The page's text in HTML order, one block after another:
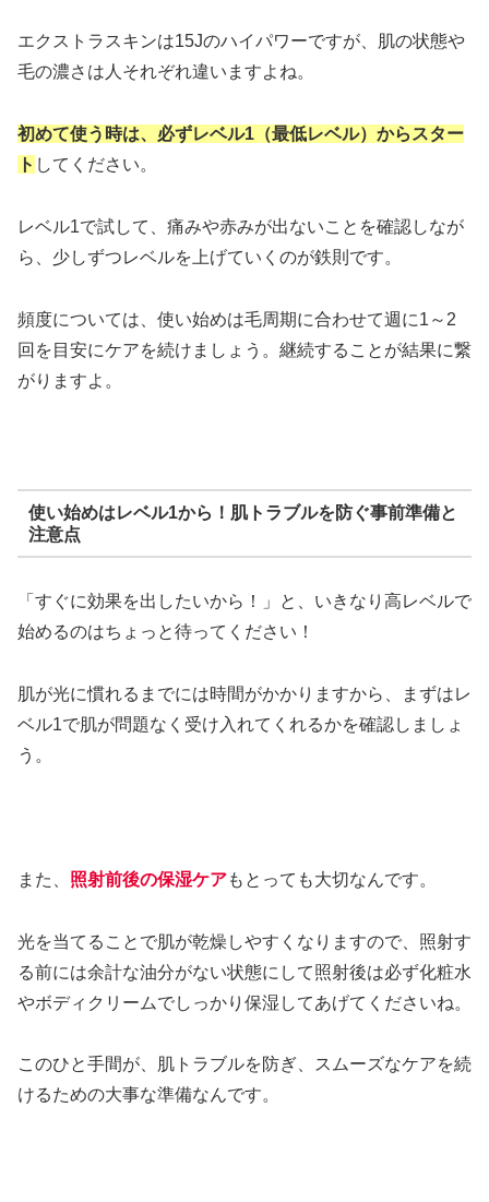
エクストラスキンは15Jのハイパワーですが、肌の状態や
毛の濃さは人それぞれ違いますよね。
初めて使う時は、必ずレベル1（最低レベル）からスター
ト してください。
レベル1で試して、痛みや赤みが出ないことを確認しなが
ら、少しずつレベルを上げていくのが鉄則です。
頻度については、使い始めは毛周期に合わせて週に1～2
回を目安にケアを続けましょう。継続することが結果に繋
がりますよ。
使い始めはレベル1から！肌トラブルを防ぐ事前準備と
注意点
「すぐに効果を出したいから！」と、いきなり高レベルで
始めるのはちょっと待ってください！
肌が光に慣れるまでには時間がかかりますから、まずはレ
ベル1で肌が問題なく受け入れてくれるかを確認しましょ
う。
また、 照射前後の保湿ケアもとっても大切なんです。
光を当てることで肌が乾燥しやすくなりますので、照射す
る前には余計な油分がない状態にして照射後は必ず化粧水
やボディクリームでしっかり保湿してあげてくださいね。
このひと手間が、肌トラブルを防ぎ、スムーズなケアを続
けるための大事な準備なんです。